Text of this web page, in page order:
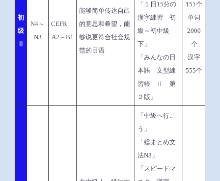
初
级
Ⅱ
N4～
N3
CEFR
A2～B1
能够简单传达自己
的意思和希望，能
够说更符合社会规
范的日语
「１日15分の
漢字練習 初
級～初中級
下」
「みんなの日
本語 文型練
習帳 Ⅱ 第
２版」
151个
单词
2000
个
汉字
555个
「中級へ行こ
う」
「総まとめ文
法N3」
「スピードマ